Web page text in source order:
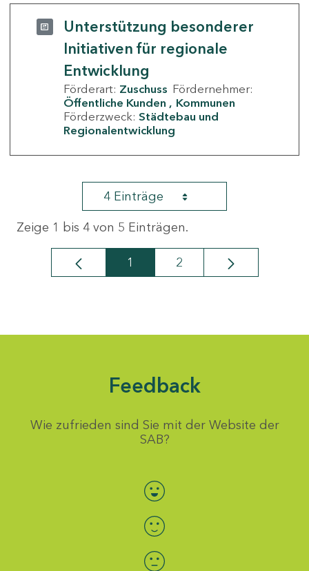
Unterstützung besonderer
Initiativen für regionale
Entwicklung
Förderart: Zuschuss Fördernehmer:
Öffentliche Kunden
Kommunen
Förderzweck: Städtebau und
Regionalentwicklung
4 Einträge
Zeige 1 bis 4 von 5 Einträgen.
Seite
1 Seite
2
Feedback
Wie zufrieden sind Sie mit der Website der
SAB?
Bewertung auswählen